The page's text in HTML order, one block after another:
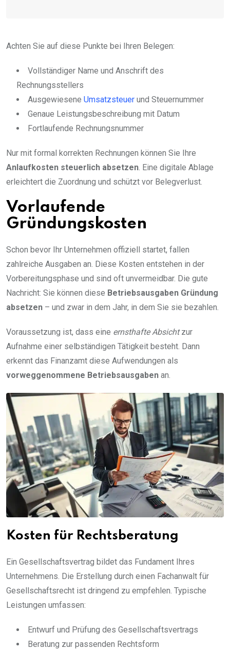
Achten Sie auf diese Punkte bei Ihren Belegen:
Vollständiger Name und Anschrift des
Rechnungsstellers
Ausgewiesene Umsatzsteuer und Steuernummer
Genaue Leistungsbeschreibung mit Datum
Fortlaufende Rechnungsnummer
Nur mit formal korrekten Rechnungen können Sie Ihre
Anlaufkosten steuerlich absetzen . Eine digitale Ablage
erleichtert die Zuordnung und schützt vor Belegverlust.
Vorlaufende
Gründungskosten
Schon bevor Ihr Unternehmen offiziell startet, fallen
zahlreiche Ausgaben an. Diese Kosten entstehen in der
Vorbereitungsphase und sind oft unvermeidbar. Die gute
Nachricht: Sie können diese Betriebsausgaben Gründung
absetzen – und zwar in dem Jahr, in dem Sie sie bezahlen.
Voraussetzung ist, dass eine ernsthafte Absichtzur
Aufnahme einer selbständigen Tätigkeit besteht. Dann
erkennt das Finanzamt diese Aufwendungen als
vorweggenommene Betriebsausgaben an.
Kosten für Rechtsberatung
Ein Gesellschaftsvertrag bildet das Fundament Ihres
Unternehmens. Die Erstellung durch einen Fachanwalt für
Gesellschaftsrecht ist dringend zu empfehlen. Typische
Leistungen umfassen:
Entwurf und Prüfung des Gesellschaftsvertrags
Beratung zur passenden Rechtsform